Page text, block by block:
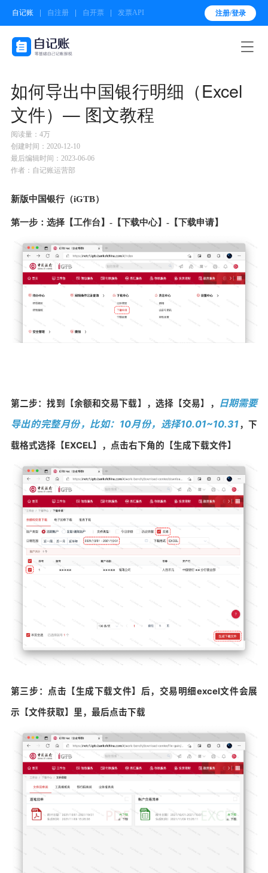
自记账 自注册 自开票 发票API 注册/登录

如何导出中国银行明细（Excel
文件）— 图文教程
阅读量：4万
创建时间：2020-12-10
最后编辑时间：2023-06-06
作者：自记账运营部
新版中国银行（iGTB）
第一步：选择【工作台】-【下载中心】-【下载申请】
第二步：找到【余额和交易下载】，选择【交易】，
日期需要
导出的完整月份，比如：10月份，选择10.01~10.31 ，下
载格式选择【EXCEL】，
点击右下角的【生成下载文件】
第三步：点击【生成下载文件】后，交易明细excel文件会展
示【文件获取】里，最后点击下载